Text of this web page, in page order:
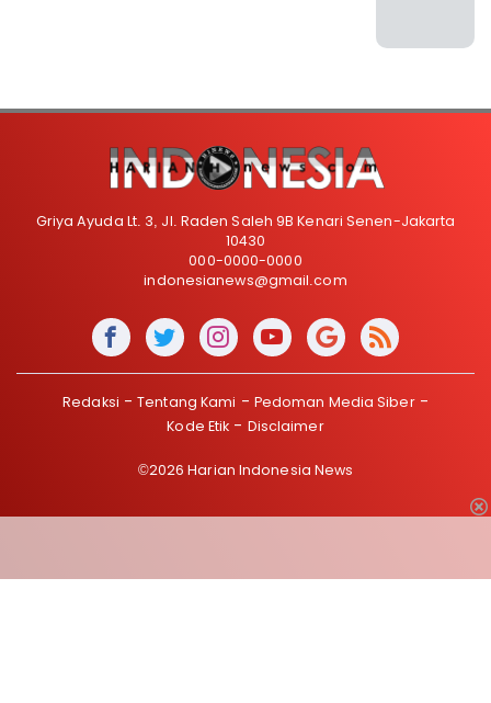
Griya Ayuda Lt. 3, Jl. Raden Saleh 9B Kenari Senen-Jakarta
10430
000-0000-0000
indonesianews@gmail.com
Redaksi Tentang Kami
Pedoman Media Siber
Kode Etik
Disclaimer
©2026 Harian Indonesia News